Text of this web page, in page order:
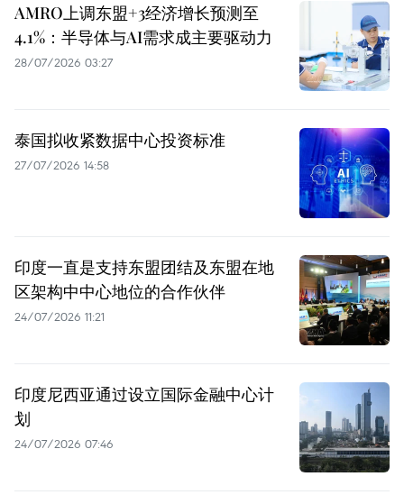
AMRO上调东盟+3经济增长预测至
4.1%：半导体与AI需求成主要驱动力
28/07/2026 03:27
泰国拟收紧数据中心投资标准
27/07/2026 14:58
印度一直是支持东盟团结及东盟在地
区架构中中心地位的合作伙伴
24/07/2026 11:21
印度尼西亚通过设立国际金融中心计
划
24/07/2026 07:46